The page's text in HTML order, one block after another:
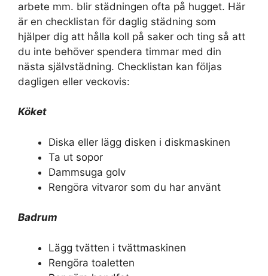
arbete mm. blir städningen ofta på hugget. Här
är en checklistan för daglig städning som
hjälper dig att hålla koll på saker och ting så att
du inte behöver spendera timmar med din
nästa självstädning. Checklistan kan följas
dagligen eller veckovis:
Köket
Diska eller lägg disken i diskmaskinen
Ta ut sopor
Dammsuga golv
Rengöra vitvaror som du har använt
Badrum
Lägg tvätten i tvättmaskinen
Rengöra toaletten